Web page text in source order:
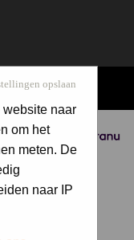
by
opslaan
naar
om het
meten. De
naar IP